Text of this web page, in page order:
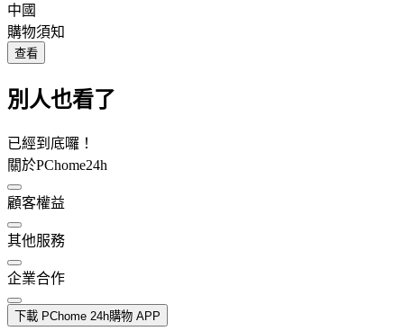
中國
購物須知
查看
別人也看了
已經到底囉！
關於PChome24h
顧客權益
其他服務
企業合作
下載 PChome 24h購物 APP